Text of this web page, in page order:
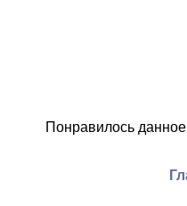
Понравилось